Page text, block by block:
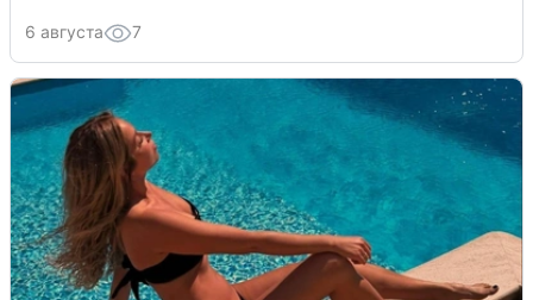
6 августа 7